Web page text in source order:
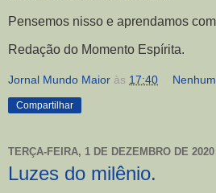
Pensemos nisso e aprendamos
Redação do Momento Espírita.
Jornal Mundo Maior às 17:40
Compartilhar
TERÇA-FEIRA, 1 DE DEZEMBRO DE 2020
Luzes do milênio.